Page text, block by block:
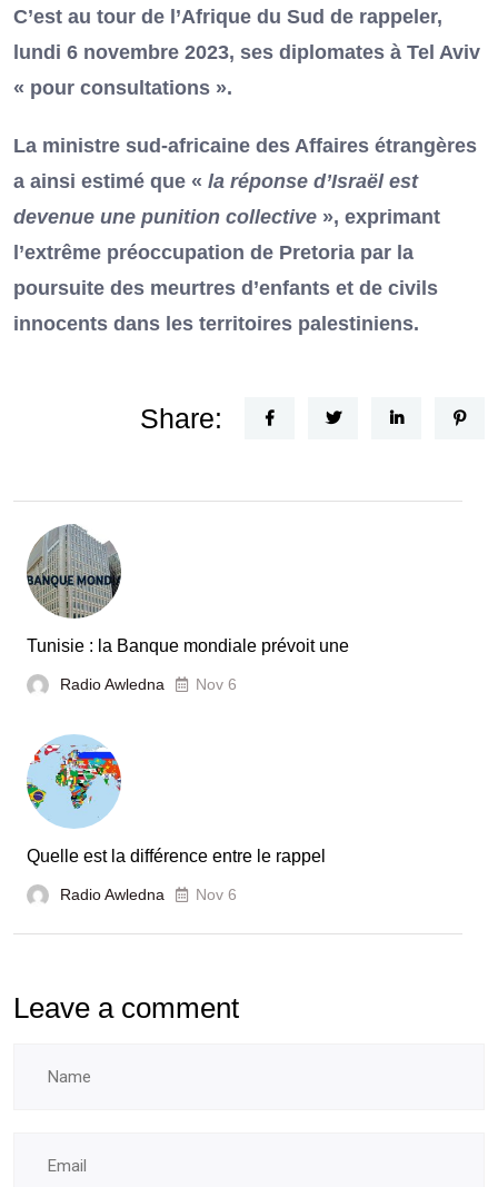
C’est au tour de l’Afrique du Sud de rappeler,
lundi 6 novembre 2023, ses diplomates à Tel Aviv
« pour consultations ».
La ministre sud-africaine des Affaires étrangères
a ainsi estimé que « la réponse d’Israël est
devenue une punition collective », exprimant
l’extrême préoccupation de Pretoria par la
poursuite des meurtres d’enfants et de civils
innocents dans les territoires palestiniens.
Share:
Tunisie : la Banque mondiale prévoit une
Radio Awledna Nov 6
Quelle est la différence entre le rappel
Radio Awledna Nov 6
Leave a comment